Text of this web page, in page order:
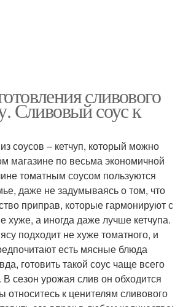
сливового
Сливовый соус к
соусов – кетчуп, который можно
магазине по весьма экономичной
томатным соусом пользуются
даже не задумываясь о том, что
приправ, которые гармонируют с
хуже, а иногда даже лучше кетчупа.
подходит не хуже томатного, и
есть мясные блюда
готовить такой соус чаще всего
сезон урожая слив он обходится
относитесь к ценителям сливового